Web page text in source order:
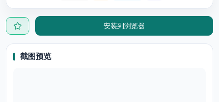
安装到浏览器
截图预览